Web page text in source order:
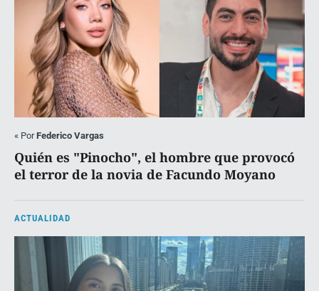
« PorFederico Vargas
Quién es "Pinocho", el hombre que provocó
el terror de la novia de Facundo Moyano
ACTUALIDAD